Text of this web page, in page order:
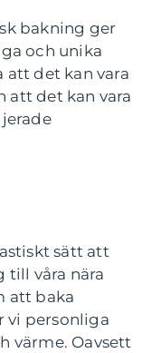
bakning ger
och unika
att det kan vara
att det kan vara
sätt att
till våra nära
att baka
vi personliga
värme. Oavsett